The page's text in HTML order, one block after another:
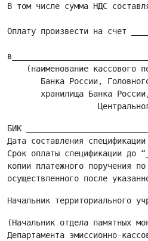
В том числе сумма НДС
Оплату произвести на счет
(наименование кассового
Банка России,
хранилища Банка
БИК
Дата составления
Срок оплаты спецификации до
копии платежного поручения
(Начальник отдела памятных
Департамента эмиссионно-